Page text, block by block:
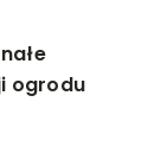
ogrodu